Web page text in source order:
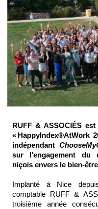
RUFF & ASSOCIÉS
« HappyIndex®AtWork
indépendant ChooseMy
sur l’engagement du
niçois envers le bien-
Implanté à Nice
comptable
RUFF &
troisième année